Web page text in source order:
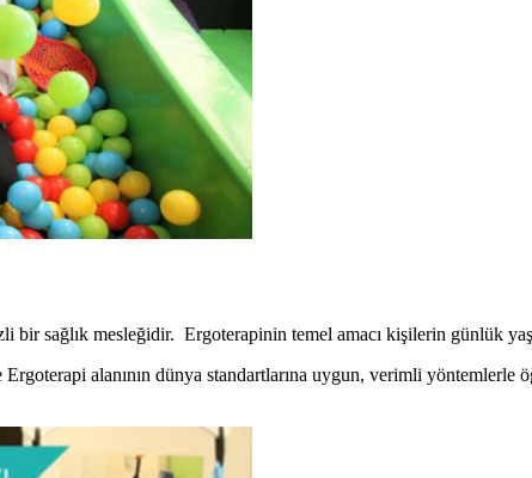
bir sağlık mesleğidir. Ergoterapinin temel amacı kişilerin günlük
alanının dünya standartlarına uygun, verimli yöntemlerle